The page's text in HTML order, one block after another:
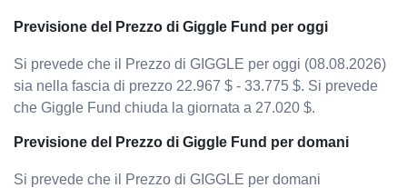
Previsione del Prezzo di Giggle Fund per oggi
Si prevede che il Prezzo di GIGGLE per oggi (08.08.2026)
sia nella fascia di prezzo 22.967 $ - 33.775 $. Si prevede
che Giggle Fund chiuda la giornata a 27.020 $.
Previsione del Prezzo di Giggle Fund per domani
Si prevede che il Prezzo di GIGGLE per domani